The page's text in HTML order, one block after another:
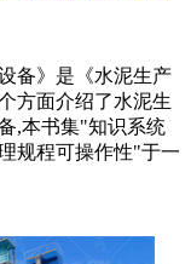
备》是《水泥生产
方面介绍了水泥生
,本书集"知识系统
规程可操作性"于一